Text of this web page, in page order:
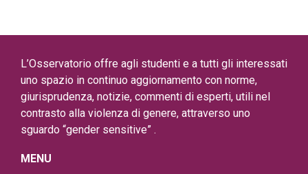
L’Osservatorio offre agli studenti e a tutti gli interessati
uno spazio in continuo aggiornamento con norme,
giurisprudenza, notizie, commenti di esperti, utili nel
contrasto alla violenza di genere, attraverso uno
sguardo “gender sensitive” .
MENU